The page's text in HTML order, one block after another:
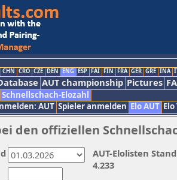
CHN CRO CZE DEN ENG ESP FAI FIN FRA GER GRE INA
AUT championship Pictures
Schnellschach-Elozahl
AUT Spieler anmelden Elo AUT
den offiziellen
AUT-Elolisten
4.233